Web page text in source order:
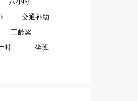
八小时
交通补助
工龄奖
时 坐班